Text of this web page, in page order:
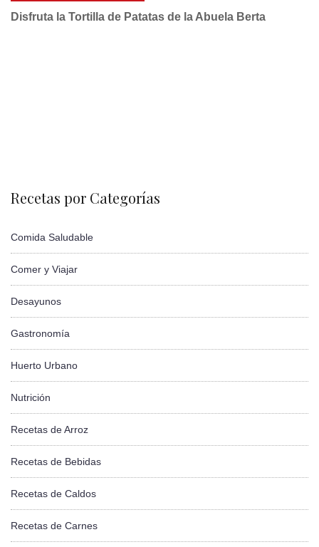
Disfruta la Tortilla de Patatas de la Abuela Berta
Recetas por Categorías
Comida Saludable
Comer y Viajar
Desayunos
Gastronomía
Huerto Urbano
Nutrición
Recetas de Arroz
Recetas de Bebidas
Recetas de Caldos
Recetas de Carnes